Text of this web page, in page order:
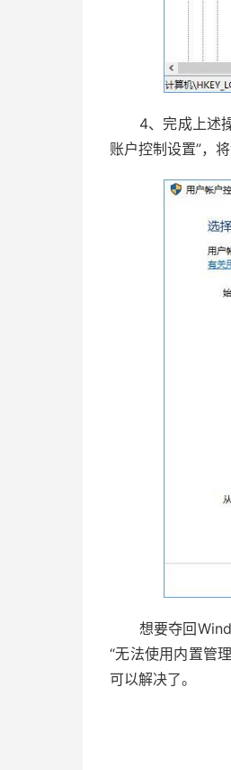
4、完成上述操
账户控制设置”，
想要夺回
“无法使用内置管
可以解决了。